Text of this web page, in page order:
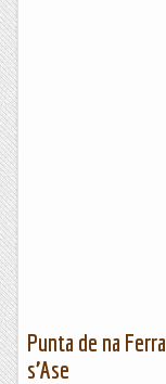
Punta de na
s’Ase